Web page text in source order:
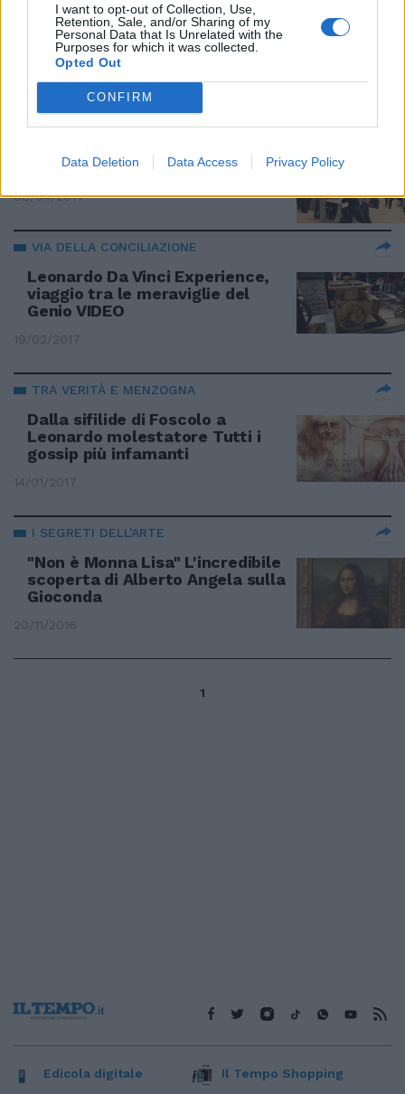
I want to opt-out of Collection, Use,
Retention, Sale, and/or Sharing of my
Personal Data that Is Unrelated with the
Purposes for which it was collected.
Opted Out
CONFIRM
Data Deletion Data Access Privacy Policy
Salvator Mundi di Leonardo
venduto per 450 milioni di dollari
18/11/2017
Così il pranzo in aeroporto
diventa gourmet
08/04/2017
VIA DELLA CONCILIAZIONE
Leonardo Da Vinci Experience,
viaggio tra le meraviglie del
Genio VIDEO
19/02/2017
TRA VERITÀ E MENZOGNA
Dalla sifilide di Foscolo a
Leonardo molestatore Tutti i
gossip più infamanti
14/01/2017
I SEGRETI DELL'ARTE
"Non è Monna Lisa" L'incredibile
scoperta di Alberto Angela sulla
Gioconda
20/11/2016
1
Edicola digitale Il Tempo Shopping